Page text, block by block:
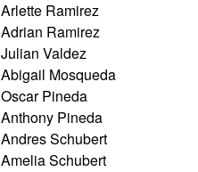
Arlette Ramirez
Adrian Ramirez
Julian Valdez
Abigail Mosqueda
Oscar Pineda
Anthony Pineda
Andres Schubert
Amelia Schubert